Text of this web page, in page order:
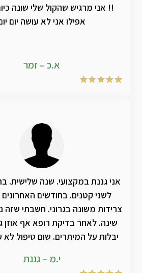
!! אני מרגיש שהקול שלי שונה
אפילו אני לא עושה יום
א.כ – זמר
לשני קטנים. בחודשים
צרידות משונה בגרוני. חשבתי שזה
שינה. לאחר בדיקת רופא אף אוזן
יבלות על המיתרים. שום טיפול
שיפור אדיר במצב הצרידות.
י.מ – גננת